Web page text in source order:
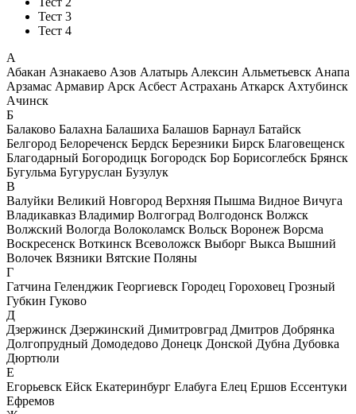
Тест 3
Тест 4
А
Абакан Азнакаево Азов Алатырь Алексин Альметьевск Анапа
Арзамас Армавир Арск Асбест Астрахань Аткарск Ахтубинск
Ачинск
Б
Балаково Балахна Балашиха Балашов Барнаул Батайск
Белгород Белореченск Бердск Березники Бирск Благовещенск
Благодарный Богородицк Богородск Бор Борисоглебск Брянск
Бугульма Бугуруслан Бузулук
В
Валуйки Великий Новгород Верхняя Пышма Видное Вичуга
Владикавказ Владимир Волгоград Волгодонск Волжск
Волжский Вологда Волоколамск Вольск Воронеж Ворсма
Воскресенск Воткинск Всеволожск Выборг Выкса Вышний
Волочек Вязники Вятские Поляны
Г
Гатчина Геленджик Георгиевск Городец Гороховец Грозный
Губкин Гуково
Д
Дзержинск Дзержинский Димитровград Дмитров Добрянка
Долгопрудный Домодедово Донецк Донской Дубна Дубовка
Дюртюли
Е
Егорьевск Ейск Екатеринбург Елабуга Елец Ершов Ессентуки
Ефремов